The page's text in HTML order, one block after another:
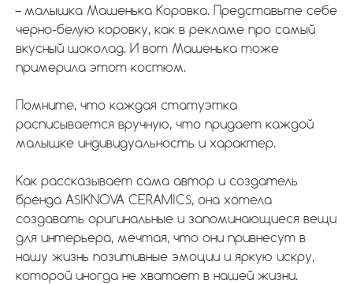
– малышка Машенька Коровка. Представьте себе
черно-белую коровку, как в рекламе про самый
вкусный шоколад. И вот Машенька тоже
примерила этот костюм.
Помните, что каждая статуэтка
расписывается вручную, что придает каждой
малышке индивидуальность и характер.
Как рассказывает сама автор и создатель
бренда ASIKNOVA CERAMICS, она хотела
создавать оригинальные и запоминающиеся вещи
для интерьера, мечтая, что они привнесут в
нашу жизнь позитивные эмоции и яркую искру,
которой иногда не хватает в нашей жизни.